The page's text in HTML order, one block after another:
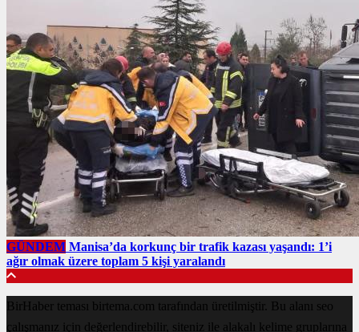
GÜNDEM Manisa’da korkunç bir trafik kazası yaşandı: 1’i
ağır olmak üzere toplam 5 kişi yaralandı
BirHaber teması birtema.com tarafından üretilmiştir. Bu alanı seo
çalışmanız için değerlendirebilir, siteniz ile alakalı kelime gruplarına